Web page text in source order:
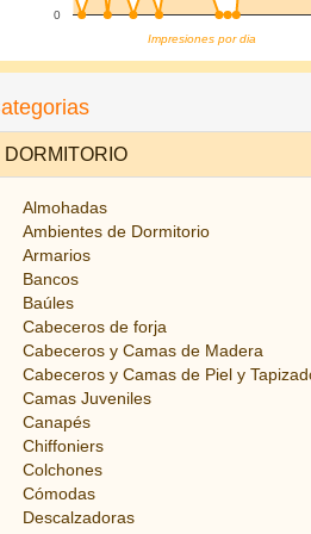
0
Impresiones por dia
DORMITORIO
Almohadas
Ambientes de Dormitorio
Armarios
Bancos
Baúles
Cabeceros de forja
Cabeceros y Camas de Madera
Cabeceros y Camas de Piel y
Camas Juveniles
Canapés
Chiffoniers
Colchones
Cómodas
Descalzadoras